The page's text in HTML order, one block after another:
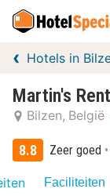
Hotels in
Martin's
Bilzen België
8.8 Zeer goed
Faciliteiten